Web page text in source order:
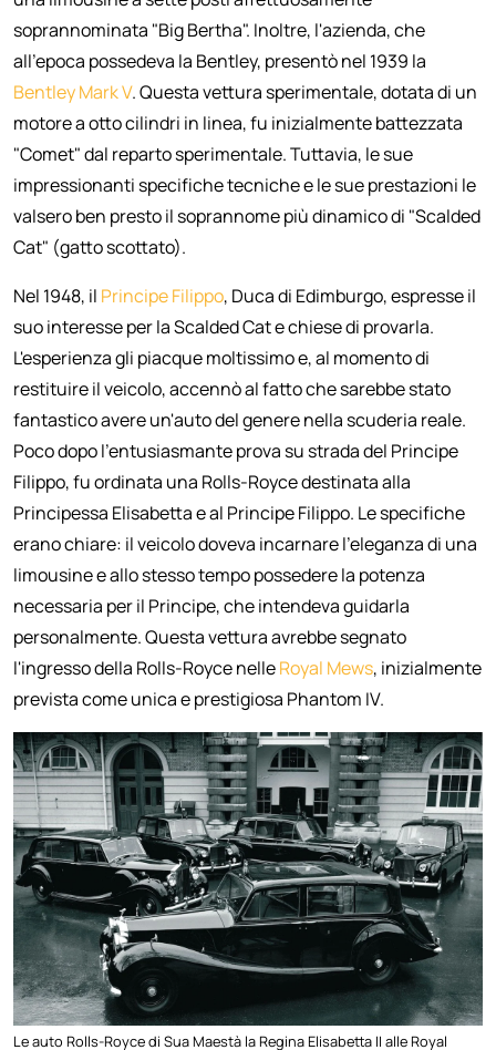
soprannominata "Big Bertha". Inoltre, l'azienda, che
all'epoca possedeva la Bentley, presentò nel 1939 la
Bentley Mark V. Questa vettura sperimentale, dotata di un
motore a otto cilindri in linea, fu inizialmente battezzata
"Comet" dal reparto sperimentale. Tuttavia, le sue
impressionanti specifiche tecniche e le sue prestazioni le
valsero ben presto il soprannome più dinamico di "Scalded
Cat" (gatto scottato).
Nel 1948, il Principe Filippo, Duca di Edimburgo, espresse il
suo interesse per la Scalded Cat e chiese di provarla.
L'esperienza gli piacque moltissimo e, al momento di
restituire il veicolo, accennò al fatto che sarebbe stato
fantastico avere un'auto del genere nella scuderia reale.
Poco dopo l'entusiasmante prova su strada del Principe
Filippo, fu ordinata una Rolls-Royce destinata alla
Principessa Elisabetta e al Principe Filippo. Le specifiche
erano chiare: il veicolo doveva incarnare l'eleganza di una
limousine e allo stesso tempo possedere la potenza
necessaria per il Principe, che intendeva guidarla
personalmente. Questa vettura avrebbe segnato
l'ingresso della Rolls-Royce nelleRoyal Mews, inizialmente
prevista come unica e prestigiosa Phantom IV.
Le auto Rolls-Royce di Sua Maestà la Regina Elisabetta II alle Royal